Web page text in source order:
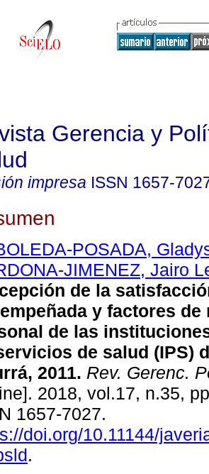
Gerencia y
impresa ISSN 1657-
POSADA,
JIMENEZ, Jairo
de la
y factores
de las
de salud (IPS)
2011. Rev. Gerenc.
2018, vol.17, n.35,
1657-7027.
doi.org/10.11144/
.